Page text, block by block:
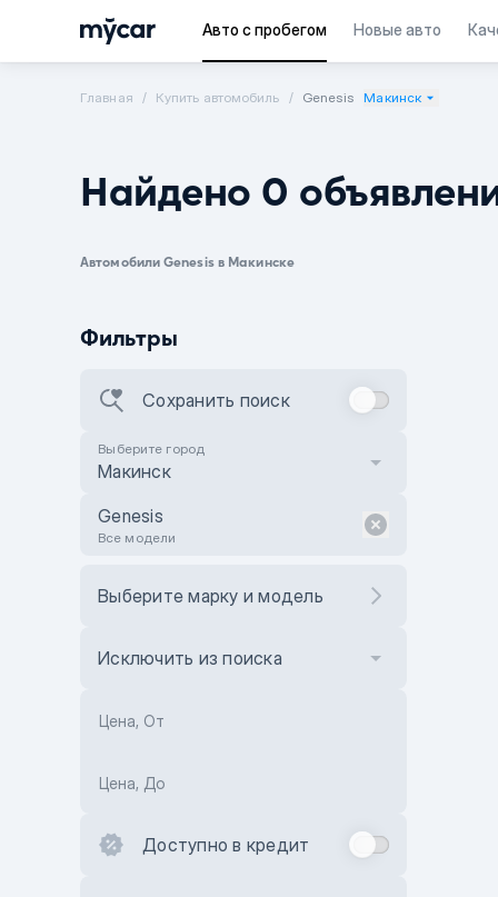
Авто с пробегом Новые авто
Главная Купить автомобиль Genesis Макинск
Найдено 0
Автомобили Genesis в Макинске
Фильтры
Сохранить поиск
Выберите город
Макинск
Genesis
Все модели
Выберите марку и модель
Исключить из поиска
Цена, От
Цена, До
Доступно в кредит